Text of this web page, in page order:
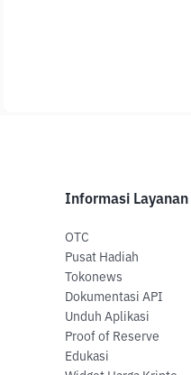
Informasi Layanan
OTC
Pusat Hadiah
Tokonews
Dokumentasi API
Unduh Aplikasi
Proof of Reserve
Edukasi